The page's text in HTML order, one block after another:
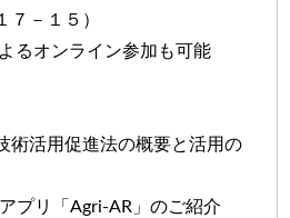
７－１５）
るオンライン参加も可能
術活用促進法の概要と活用の
プリ「Agri-AR」のご紹介